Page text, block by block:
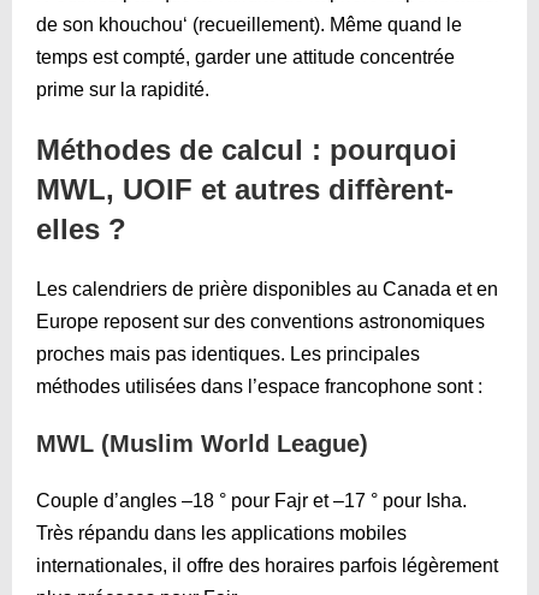
de son khouchou‘ (recueillement). Même quand le
temps est compté, garder une attitude concentrée
prime sur la rapidité.
Méthodes de calcul : pourquoi
MWL, UOIF et autres diffèrent-
elles ?
Les calendriers de prière disponibles au Canada et en
Europe reposent sur des conventions astronomiques
proches mais pas identiques. Les principales
méthodes utilisées dans l’espace francophone sont :
MWL (Muslim World League)
Couple d’angles –18 ° pour Fajr et –17 ° pour Isha.
Très répandu dans les applications mobiles
internationales, il offre des horaires parfois légèrement